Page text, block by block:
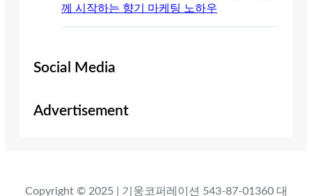
께 시작하는 향기 마케팅 노하우
Social Media
Advertisement
Copyright © 2025 | 기웅코퍼레이션 543-87-01360 대